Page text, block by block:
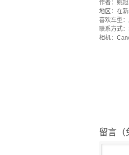
作者：姚
地区：在
喜欢车型
联系方式
相机：
留言（